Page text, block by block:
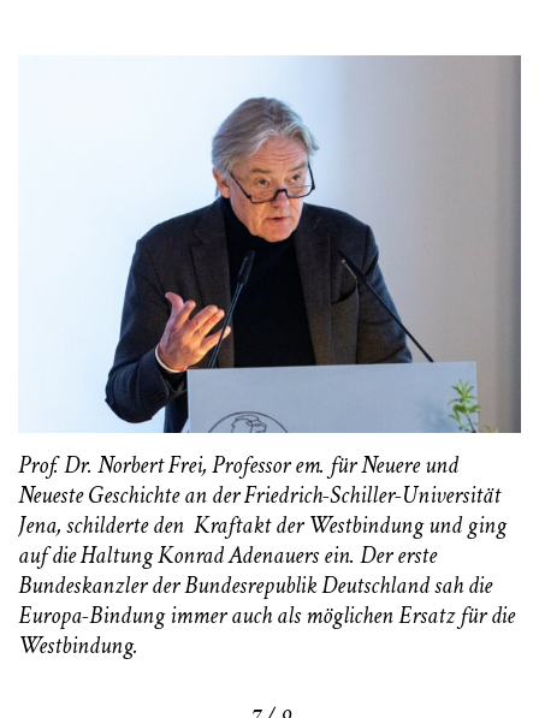
Prof. Dr. Norbert Frei, Professor em. für Neuere und
Neueste Geschichte an der Friedrich-Schiller-Universität
Jena, schilderte den Kraftakt der Westbindung und ging
auf die Haltung Konrad Adenauers ein. Der erste
Bundeskanzler der Bundesrepublik Deutschland sah die
Europa-Bindung immer auch als möglichen Ersatz für die
Westbindung.